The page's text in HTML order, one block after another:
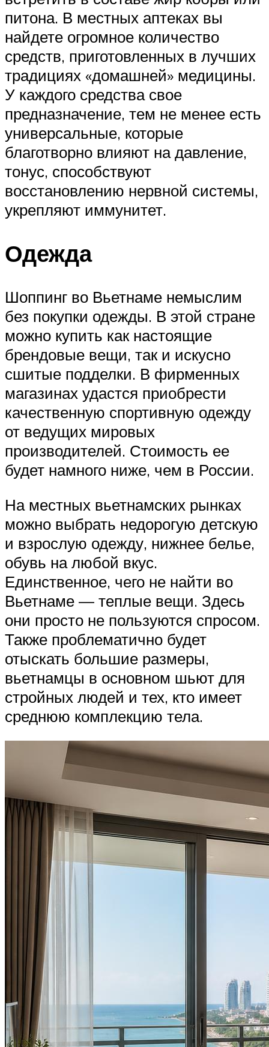
питона. В местных аптеках вы
найдете огромное количество
средств, приготовленных в лучших
традициях «домашней» медицины.
У каждого средства свое
предназначение, тем не менее есть
универсальные, которые
благотворно влияют на давление,
тонус, способствуют
восстановлению нервной системы,
укрепляют иммунитет.
Одежда
Шоппинг во Вьетнаме немыслим
без покупки одежды. В этой стране
можно купить как настоящие
брендовые вещи, так и искусно
сшитые подделки. В фирменных
магазинах удастся приобрести
качественную спортивную одежду
от ведущих мировых
производителей. Стоимость ее
будет намного ниже, чем в России.
На местных вьетнамских рынках
можно выбрать недорогую детскую
и взрослую одежду, нижнее белье,
обувь на любой вкус.
Единственное, чего не найти во
Вьетнаме — теплые вещи. Здесь
они просто не пользуются спросом.
Также проблематично будет
отыскать большие размеры,
вьетнамцы в основном шьют для
стройных людей и тех, кто имеет
среднюю комплекцию тела.